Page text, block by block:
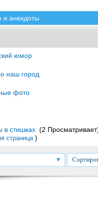
анекдоты
юмор
наш город
фото
в стишках (2
страница)